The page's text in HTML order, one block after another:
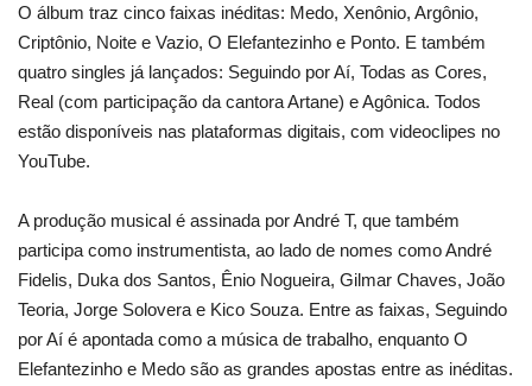
O álbum traz cinco faixas inéditas: Medo, Xenônio, Argônio,
Criptônio, Noite e Vazio, O Elefantezinho e Ponto. E também
quatro singles já lançados: Seguindo por Aí, Todas as Cores,
Real (com participação da cantora Artane) e Agônica. Todos
estão disponíveis nas plataformas digitais, com videoclipes no
YouTube.
A produção musical é assinada por André T, que também
participa como instrumentista, ao lado de nomes como André
Fidelis, Duka dos Santos, Ênio Nogueira, Gilmar Chaves, João
Teoria, Jorge Solovera e Kico Souza. Entre as faixas, Seguindo
por Aí é apontada como a música de trabalho, enquanto O
Elefantezinho e Medo são as grandes apostas entre as inéditas.